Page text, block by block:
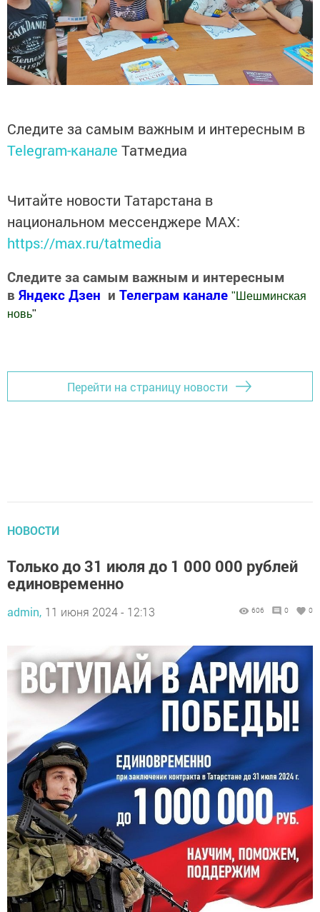
Следите за самым важным и интересным в
Telegram-канале Татмедиа
Читайте новости Татарстана в
национальном мессенджере MАХ:
https://max.ru/tatmedia
Следите за самым важным и интересным
в Яндекс Дзен и Телеграм канале "Шешминская
новь"
Перейти на страницу новости
НОВОСТИ
Только до 31 июля до 1 000 000 рублей
единовременно
admin, 11 июня 2024 - 12:13 606 0 0